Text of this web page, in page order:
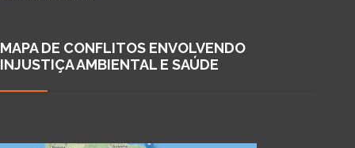
MAPA DE CONFLITOS ENVOLVENDO
INJUSTIÇA AMBIENTAL E SAÚDE